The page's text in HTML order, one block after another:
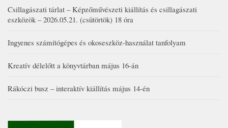
Csillagászati tárlat – Képzőművészeti kiállítás és csillagászati
eszközök – 2026.05.21. (csütörtök) 18 óra
Ingyenes számítógépes és okoseszköz-használat tanfolyam
Kreatív délelőtt a könyvtárban május 16-án
Rákóczi busz – interaktív kiállítás május 14-én